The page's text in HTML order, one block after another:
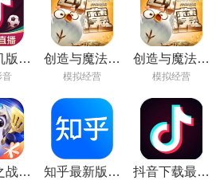
版在
音
创造与魔法手
游下载最新版
模拟经营
创造与魔法下
载官方版
模拟经营
战手 知乎最新版本 抖音下载最新